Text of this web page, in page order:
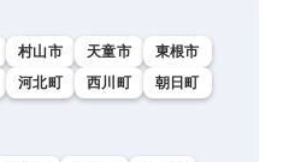
村山市 天童市
東根市
河北町 西川町
朝日町